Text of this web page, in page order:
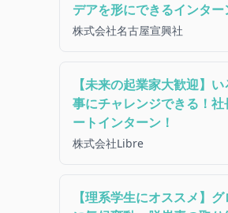
デアを形にできるインター
株式会社名古屋宣興社
【未来の起業家大歓迎】
事にチャレンジできる！社
ートインターン！
株式会社Libre
【理系学生にオススメ】